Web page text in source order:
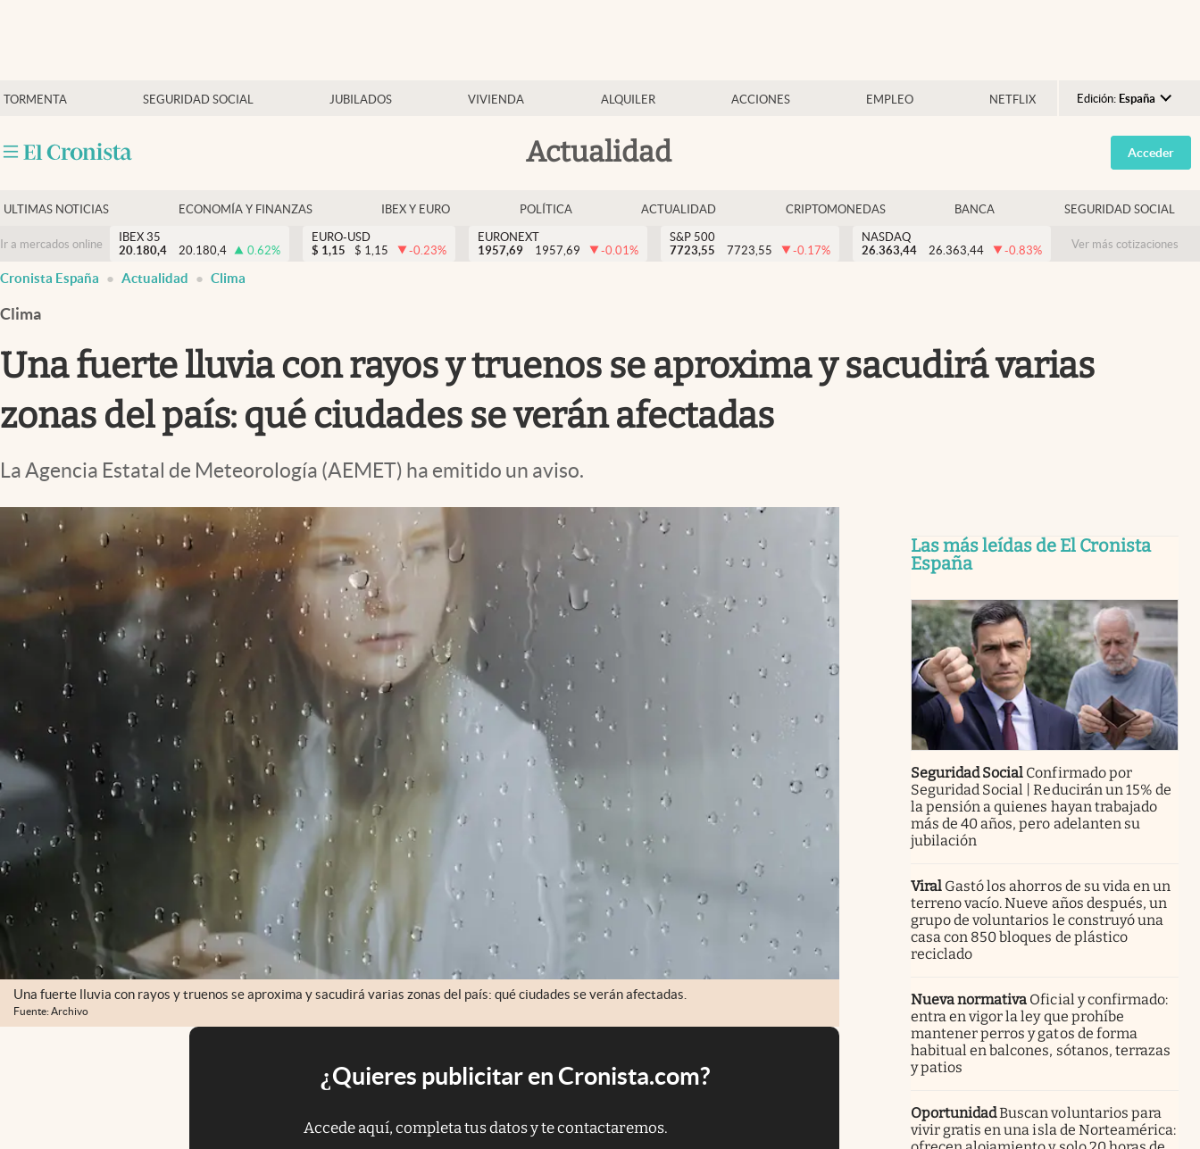
TORMENTA SEGURIDAD SOCIAL JUBILADOS VIVIENDA ALQUILER ACCIONES EMPLEO NETFLIX Edición: España
Argentina
España
USA
Colombia
Actualidad
Economía y finanzas
Criptomonedas
Acceder
ULTIMAS NOTICIAS ECONOMÍA Y FINANZAS IBEX Y EURO POLÍTICA ACTUALIDAD CRIPTOMONEDAS BANCA SEGURIDAD SOCIAL
Ir a mercados online
IBEX 35
20.180,4
20.180,4 0.62%
EURO-USD
$ 1,15 $ 1,15 -0.23%
EURONEXT
1957,69
1957,69 -0.01%
S&P 500
7723,55
7723,55 -0.17%
NASDAQ
26.363,44
26.363,44 -0.83% Ver más cotizaciones
Cronista España Actualidad Clima
Clima
Una fuerte lluvia con rayos y truenos se aproxima y sacudirá varias
zonas del país: qué ciudades se verán afectadas
La Agencia Estatal de Meteorología (AEMET) ha emitido un aviso.
Una fuerte lluvia con rayos y truenos se aproxima y sacudirá varias zonas del país: qué ciudades se verán afectadas.
Fuente: Archivo
¿Quieres publicitar en Cronista.com?
Accede aquí, completa tus datos y te contactaremos.
Las más leídas de El Cronista
España
Seguridad Social Confirmado por
Seguridad Social | Reducirán un 15% de
la pensión a quienes hayan trabajado
más de 40 años, pero adelanten su
jubilación
Viral Gastó los ahorros de su vida en un
terreno vacío. Nueve años después, un
grupo de voluntarios le construyó una
casa con 850 bloques de plástico
reciclado
Nueva normativa Oficial y confirmado:
entra en vigor la ley que prohíbe
mantener perros y gatos de forma
habitual en balcones, sótanos, terrazas
y patios
OportunidadBuscan voluntarios para
vivir gratis en una isla de Norteamérica: